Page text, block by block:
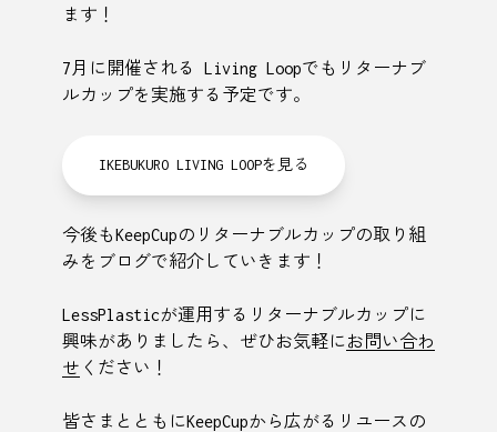
ます！
7月に開催される Living Loopでもリターナブ
ルカップを実施する予定です。
IKEBUKURO LIVING LOOPを見る
今後もKeepCupのリターナブルカップの取り組
みをブログで紹介していきます！
LessPlasticが運用するリターナブルカップに
興味がありましたら、ぜひお気軽にお問い合わ
せ ください！
皆さまとともにKeepCupから広がるリユースの